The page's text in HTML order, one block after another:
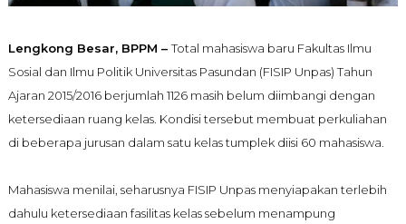
Lengkong Besar, BPPM –Total mahasiswa baru Fakultas Ilmu
Sosial dan Ilmu Politik Universitas Pasundan (FISIP Unpas) Tahun
Ajaran 2015/2016 berjumlah 1126 masih belum diimbangi dengan
ketersediaan ruang kelas. Kondisi tersebut membuat perkuliahan
di beberapa jurusan dalam satu kelas tumplek diisi 60 mahasiswa.
Mahasiswa menilai, seharusnya FISIP Unpas menyiapakan terlebih
dahulu ketersediaan fasilitas kelas sebelum menampung